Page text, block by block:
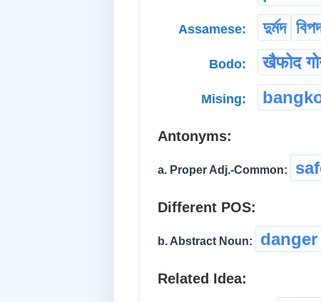
Assamese: দুৰ্মদ
Bodo: खैफोद
Mising:
Antonyms:
a. Proper Adj.-Common:
Different POS:
b. Abstract Noun: danger
Related Idea: